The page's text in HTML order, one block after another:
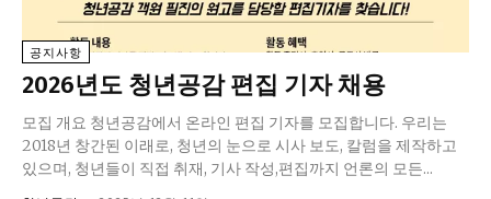
교육부
교육청
학교
기획기사
공지사항
공지사항
2026년도 청년공감 편집 기자 채용
모집 개요 청년공감에서 온라인 편집 기자를 모집합니다. 우리는
2018년 창간된 이래로, 청년의 눈으로 시사 보도, 칼럼을 제작하고
있으며, 청년들이 직접 취재, 기사 작성,편집까지 언론의 모든...